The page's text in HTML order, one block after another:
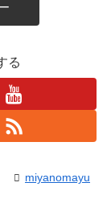
る
miyanomayu